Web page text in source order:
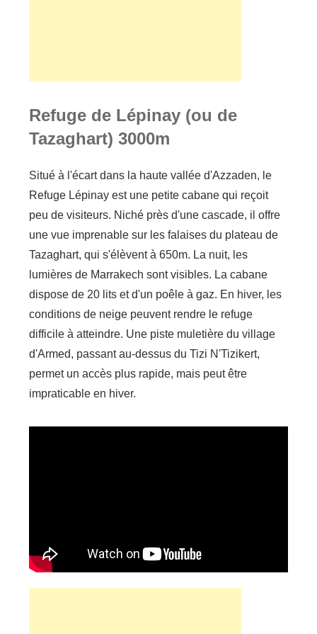
Refuge de Lépinay (ou de
Tazaghart) 3000m
Situé à l'écart dans la haute vallée d'Azzaden, le
Refuge Lépinay est une petite cabane qui reçoit
peu de visiteurs. Niché près d'une cascade, il offre
une vue imprenable sur les falaises du plateau de
Tazaghart, qui s'élèvent à 650m. La nuit, les
lumières de Marrakech sont visibles. La cabane
dispose de 20 lits et d'un poêle à gaz. En hiver, les
conditions de neige peuvent rendre le refuge
difficile à atteindre. Une piste muletière du village
d'Armed, passant au-dessus du Tizi N'Tizikert,
permet un accès plus rapide, mais peut être
impraticable en hiver.